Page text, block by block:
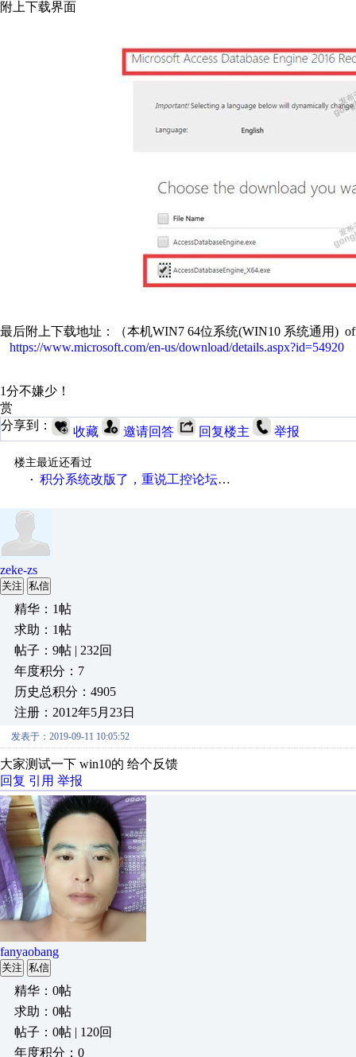
附上下载界面
最后附上下载地址：（本机WIN7 64位系统(WIN10 系统通用)
https://www.microsoft.com/en-us/download/details.aspx?id=54920
1分不嫌少！
赏
分享到：
收藏 邀请回答 回复楼主 举报
楼主最近还看过
· 积分系统改版了，重说工控论坛积分那点事儿……
zeke-zs
关注 私信
精华：1帖
求助：1帖
帖子：9帖 | 232回
年度积分：7
历史总积分：4905
注册：2012年5月23日
发表于：2019-09-11 10:05:52
大家测试一下 win10的 给个反馈
回复 引用 举报
fanyaobang
关注 私信
精华：0帖
求助：0帖
帖子：0帖 | 120回
年度积分：0